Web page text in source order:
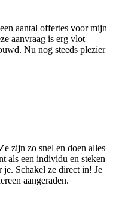
aantal offertes voor mijn
aanvraag is erg vlot
Nu nog steeds plezier
zijn zo snel en doen alles
als een individu en steken
Schakel ze direct in! Je
aangeraden.